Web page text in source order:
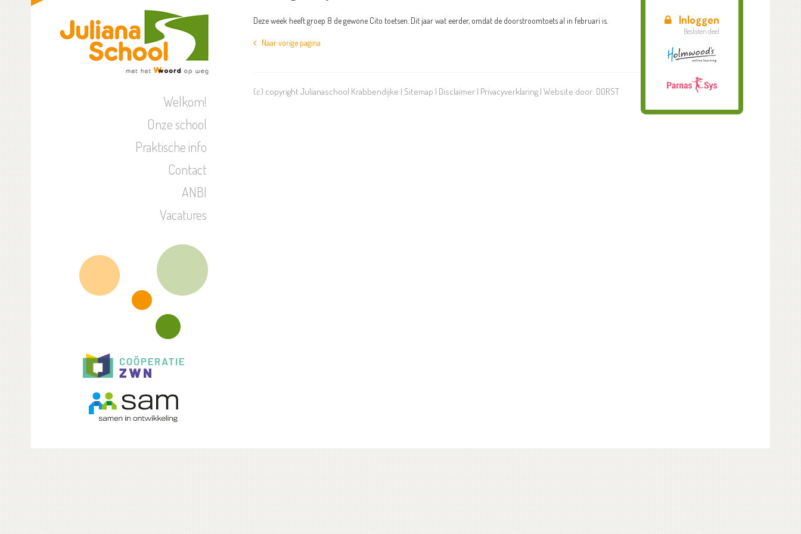
Inloggen
Besloten deel
Welkom!
Onze school
Praktische info
Contact
ANBI
Vacatures
Deze week heeft groep 8 de gewone Cito toetsen. Dit jaar wat eerder, omdat de doorstroomtoets al in februari is.
Naar vorige pagina
(c) copyright Julianaschool Krabbendijke | Sitemap | Disclaimer | Privacyverklaring | Website door: DORST